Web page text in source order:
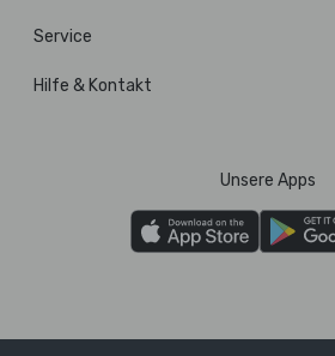
Service
Hilfe & Kontakt
Unsere Apps